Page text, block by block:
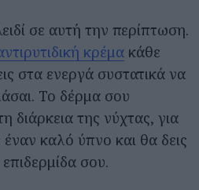
σε αυτή την περίπτωση.
κρέμα κάθε
στα ενεργά συστατικά να
Το δέρμα σου
διάρκεια της νύχτας, για
καλό ύπνο και θα δεις
σου.